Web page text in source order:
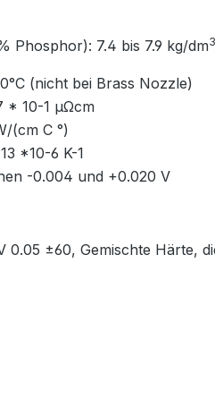
Phosphor): 7.4 bis 7.9 kg/dm3
(nicht bei Brass Nozzle)
* 10-1 μΩcm
(cm C °)
*10-6 K-1
-0.004 und +0.020 V
0.05 ±60, Gemischte Härte,